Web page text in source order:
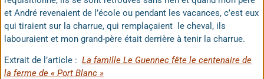
et André revenaient de l’école ou pendant les vacances, c’est eux
qui tiraient sur la charrue, qui remplaçaient le cheval, ils
labouraient et mon grand-père était derrière à tenir la charrue.
Extrait de l’article : La famille Le Guennec fête le centenaire de
la ferme de « Port Blanc »